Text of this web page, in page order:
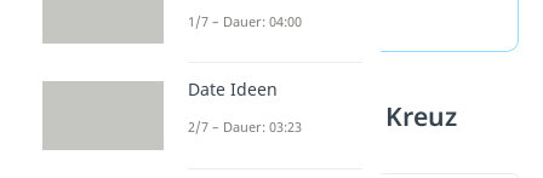
ordnen.
Schritt 5: Gelbes Kreuz
bilden
1/7 – Dauer: 04:00
Date Ideen
2/7 – Dauer: 03:23